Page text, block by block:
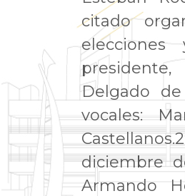
citado
presidente,
Delgado
vocales:
diciembre
Armando